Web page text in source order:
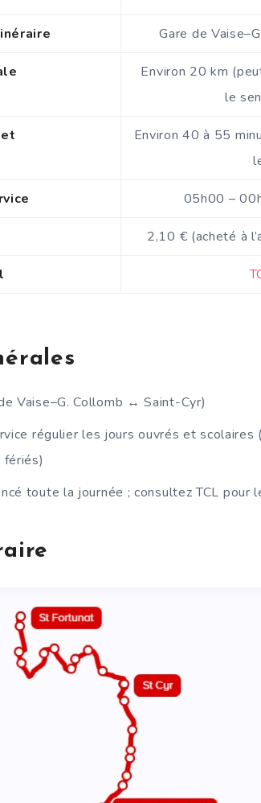
Gare de
Environ 20 km
le
Environ 40 à 55
05h00 –
2,10 € (acheté à
Vaise–G. Collomb ↔ Saint-Cyr)
régulier les jours ouvrés et scolaires
toute la journée ; consultez TCL pour